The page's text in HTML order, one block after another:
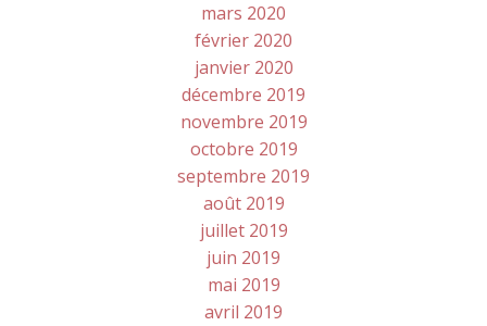
mars 2020
février 2020
janvier 2020
décembre 2019
novembre 2019
octobre 2019
septembre 2019
août 2019
juillet 2019
juin 2019
mai 2019
avril 2019